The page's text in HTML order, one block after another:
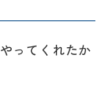
ってくれたか